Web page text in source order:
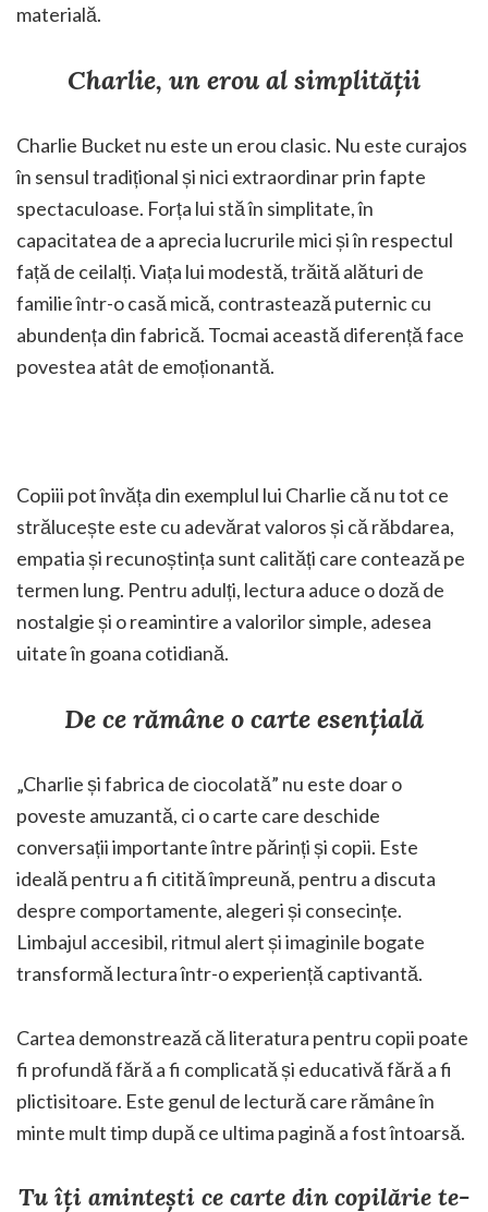
materială.
Charlie, un erou al simplității
Charlie Bucket nu este un erou clasic. Nu este curajos
în sensul tradițional și nici extraordinar prin fapte
spectaculoase. Forța lui stă în simplitate, în
capacitatea de a aprecia lucrurile mici și în respectul
față de ceilalți. Viața lui modestă, trăită alături de
familie într-o casă mică, contrastează puternic cu
abundența din fabrică. Tocmai această diferență face
povestea atât de emoționantă.
Copiii pot învăța din exemplul lui Charlie că nu tot ce
strălucește este cu adevărat valoros și că răbdarea,
empatia și recunoștința sunt calități care contează pe
termen lung. Pentru adulți, lectura aduce o doză de
nostalgie și o reamintire a valorilor simple, adesea
uitate în goana cotidiană.
De ce rămâne o carte esențială
„Charlie și fabrica de ciocolată” nu este doar o
poveste amuzantă, ci o carte care deschide
conversații importante între părinți și copii. Este
ideală pentru a fi citită împreună, pentru a discuta
despre comportamente, alegeri și consecințe.
Limbajul accesibil, ritmul alert și imaginile bogate
transformă lectura într-o experiență captivantă.
Cartea demonstrează că literatura pentru copii poate
fi profundă fără a fi complicată și educativă fără a fi
plictisitoare. Este genul de lectură care rămâne în
minte mult timp după ce ultima pagină a fost întoarsă.
Tu îți amintești ce carte din copilărie te-